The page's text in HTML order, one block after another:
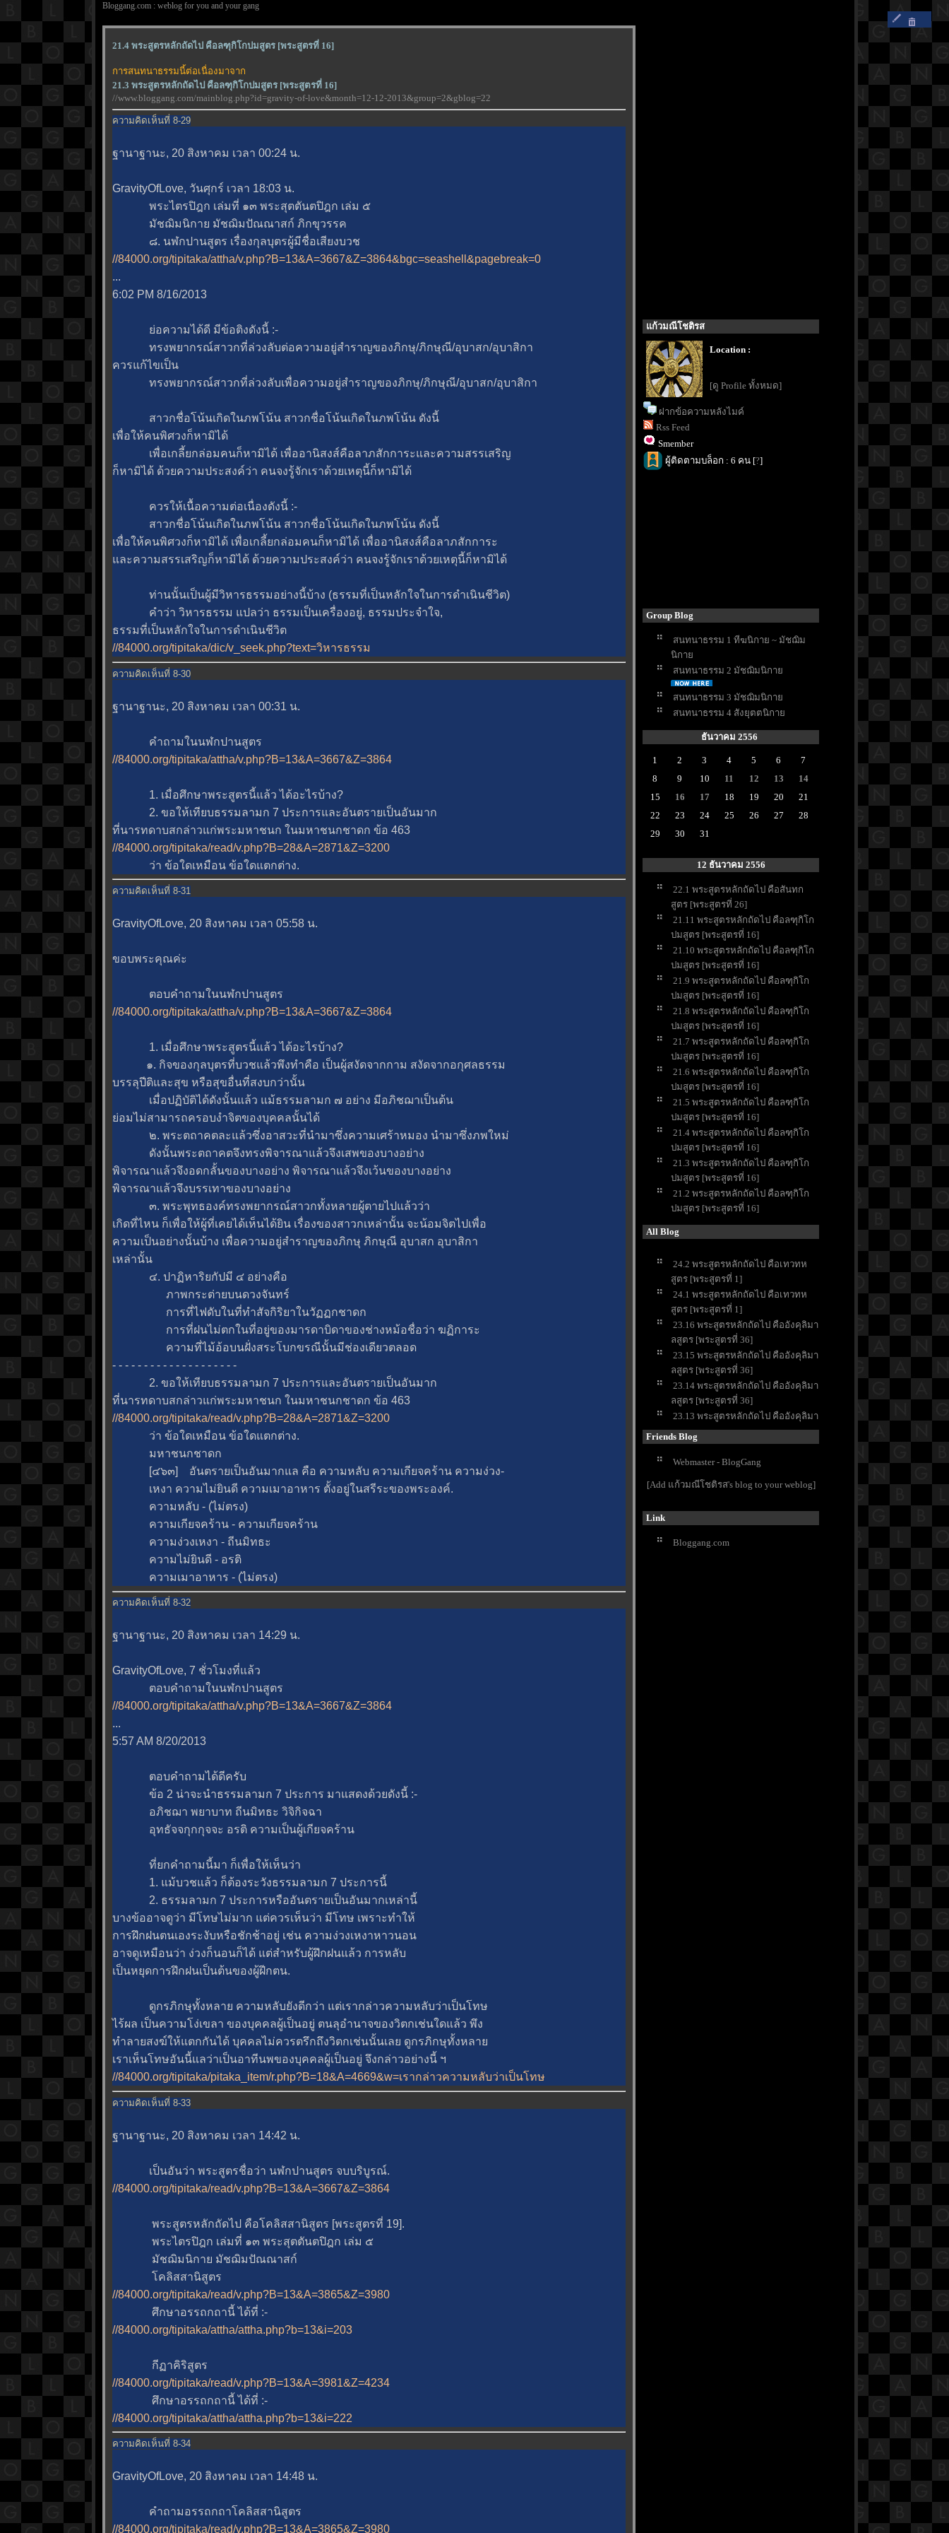
Bloggang.com : weblog for you and your gang
21.4 พระสูตรหลักถัดไป คือลฑุกิโกปมสูตร [พระสูตรที่ 16]
การสนทนาธรรมนี้ต่อเนื่องมาจาก
21.3 พระสูตรหลักถัดไป คือลฑุกิโกปมสูตร [พระสูตรที่ 16]
//www.bloggang.com/mainblog.php?id=gravity-of-love&month=12-12-2013&group=2&gblog=22
ความคิดเห็นที่ 8-29
ฐานาฐานะ, 20 สิงหาคม เวลา 00:24 น.
GravityOfLove, วันศุกร์ เวลา 18:03 น.
พระไตรปิฎก เล่มที่ ๑๓ พระสุตตันตปิฎก เล่ม ๕
มัชฌิมนิกาย มัชฌิมปัณณาสก์ ภิกขุวรรค
๘. นฬกปานสูตร เรื่องกุลบุตรผู้มีชื่อเสียงบวช
//84000.org/tipitaka/attha/v.php?B=13&A=3667&Z=3864&bgc=seashell&pagebreak=0
...
6:02 PM 8/16/2013
่อความได้ดี มีข้อติงดังนี้ :-
ทรงพยากรณ์สาวกที่ล่วงลับต่อความอยู่สำราญของภิกษุ/ภิกษุณี/อุบาสก/อุบาสิกา
ควรแก้ไขเป็น
ทรงพยากรณ์สาวกที่ล่วงลับเพื่อความอยู่สำราญของภิกษุ/ภิกษุณี/อุบาสก/อุบาสิกา
สาวกชื่อโน้นเกิดในภพโน้น สาวกชื่อโน้นเกิดในภพโน้น ดังนี้
เพื่อให้คนพิศวงก็หามิได้
เพื่อเกลี้ยกล่อมคนก็หามิได้ เพื่ออานิสงส์คือลาภสักการะและความสรรเสริญ
ก็หามิได้ ด้วยความประสงค์ว่า คนจงรู้จักเราด้วยเหตุนี้ก็หามิได้
ควรให้เนื้อความต่อเนื่องดังนี้ :-
สาวกชื่อโน้นเกิดในภพโน้น สาวกชื่อโน้นเกิดในภพโน้น ดังนี้
เพื่อให้คนพิศวงก็หามิได้ เพื่อเกลี้ยกล่อมคนก็หามิได้ เพื่ออานิสงส์คือลาภสักการะ
ละความสรรเสริญก็หามิได้ ด้วยความประสงค์ว่า คนจงรู้จักเราด้วยเหตุนี้ก็หามิได้
ท่านนั้นเป็นผู้มีวิหารธรรมอย่างนี้บ้าง (ธรรมที่เป็นหลักใจในการดำเนินชีวิต)
คำว่า วิหารธรรม แปลว่า ธรรมเป็นเครื่องอยู่, ธรรมประจำใจ,
ธรรมที่เป็นหลักใจในการดำเนินชีวิต
//84000.org/tipitaka/dic/v_seek.php?text=วิหารธรรม
ความคิดเห็นที่ 8-30
ฐานาฐานะ, 20 สิงหาคม เวลา 00:31 น.
คำถามในนฬกปานสูตร
//84000.org/tipitaka/attha/v.php?B=13&A=3667&Z=3864
1. เมื่อศึกษาพระสูตรนี้แล้ว ได้อะไรบ้าง?
2. ขอให้เทียบธรรมลามก 7 ประการและอันตรายเป็นอันมาก
ที่นารทดาบสกล่าวแก่พระมหาชนก ในมหาชนกชาดก ข้อ 463
//84000.org/tipitaka/read/v.php?B=28&A=2871&Z=3200
ว่า ข้อใดเหมือน ข้อใดแตกต่าง.
ความคิดเห็นที่ 8-31
GravityOfLove, 20 สิงหาคม เวลา 05:58 น.
ขอบพระคุณค่ะ
ตอบคำถามในนฬกปานสูตร
//84000.org/tipitaka/attha/v.php?B=13&A=3667&Z=3864
1. เมื่อศึกษาพระสูตรนี้แล้ว ได้อะไรบ้าง?
๑. กิจของกุลบุตรที่บวชแล้วพึงทำคือ เป็นผู้สงัดจากกาม สงัดจากอกุศลธรรม
บรรลุปีติและสุข หรือสุขอื่นที่สงบกว่านั้น
เมื่อปฏิบัติได้ดังนั้นแล้ว แม้ธรรมลามก ๗ อย่าง มีอภิชฌาเป็นต้น
่อมไม่สามารถครอบงำจิตของบุคคลนั้นได้
๒. พระตถาคตละแล้วซึ่งอาสวะที่นำมาซึ่งความเศร้าหมอง นำมาซึ่งภพใหม่
ดังนั้นพระตถาคตจึงทรงพิจารณาแล้วจึงเสพของบางอย่าง
พิจารณาแล้วจึงอดกลั้นของบางอย่าง พิจารณาแล้วจึงเว้นของบางอย่าง
พิจารณาแล้วจึงบรรเทาของบางอย่าง
๓. พระพุทธองค์ทรงพยากรณ์สาวกทั้งหลายผู้ตายไปแล้วว่า
เกิดที่ไหน ก็เพื่อให้ผู้ที่เคยได้เห็นได้ยิน เรื่องของสาวกเหล่านั้น จะน้อมจิตไปเพื่อ
ความเป็นอย่างนั้นบ้าง เพื่อความอยู่สําราญของภิกษุ ภิกษุณี อุบาสก อุบาสิกา
เหล่านั้น
๔. ปาฏิหาริยกัปมี ๔ อย่างคือ
ภาพกระต่ายบนดวงจันทร์
การที่ไฟดับในที่ทำสัจกิริยาในวัฏฏกชาดก
การที่ฝนไม่ตกในที่อยู่ของมารดาบิดาของช่างหม้อชื่อว่า ฆฏิการะ
ความที่ไม้อ้อบนฝั่งสระโบกขรณีนั้นมีช่องเดียวตลอด
- - - - - - - - - - - - - - - - - - - -
2. ขอให้เทียบธรรมลามก 7 ประการและอันตรายเป็นอันมาก
ที่นารทดาบสกล่าวแก่พระมหาชนก ในมหาชนกชาดก ข้อ 463
//84000.org/tipitaka/read/v.php?B=28&A=2871&Z=3200
ว่า ข้อใดเหมือน ข้อใดแตกต่าง.
มหาชนกชาดก
[๔๖๓] อันตรายเป็นอันมากแล คือ ความหลับ ความเกียจคร้าน ความง่วง-
เหงา ความไม่ยินดี ความเมาอาหาร ตั้งอยู่ในสรีระของพระองค์.
ความหลับ - (ไม่ตรง)
ความเกียจคร้าน - ความเกียจคร้าน
ความง่วงเหงา - ถีนมิทธะ
ความไม่ยินดี - อรติ
ความเมาอาหาร - (ไม่ตรง)
ความคิดเห็นที่ 8-32
ฐานาฐานะ, 20 สิงหาคม เวลา 14:29 น.
GravityOfLove, 7 ชั่วโมงที่แล้ว
ตอบคำถามในนฬกปานสูตร
//84000.org/tipitaka/attha/v.php?B=13&A=3667&Z=3864
...
5:57 AM 8/20/2013
ตอบคำถามได้ดีครับ
ข้อ 2 น่าจะนำธรรมลามก 7 ประการ มาแสดงด้วยดังนี้ :-
อภิชฌา พยาบาท ถีนมิทธะ วิจิกิจฉา
อุทธัจจกุกกุจจะ อรติ ความเป็นผู้เกียจคร้าน
ที่ยกคำถามนี้มา ก็เพื่อให้เห็นว่า
1. แม้บวชแล้ว ก็ต้องระวังธรรมลามก 7 ประการนี้
2. ธรรมลามก 7 ประการหรืออันตรายเป็นอันมากเหล่านี้
บางข้ออาจดูว่า มีโทษไม่มาก แต่ควรเห็นว่า มีโทษ เพราะทำให้
การฝึกฝนตนเองระงับหรือชักช้าอยู่ เช่น ความง่วงเหงาหาวนอน
อาจดูเหมือนว่า ง่วงก็นอนก็ได้ แต่สำหรับผู้ฝึกฝนแล้ว การหลับ
เป็นหยุดการฝึกฝนเป็นต้นของผู้ฝีกตน.
ดูกรภิกษุทั้งหลาย ความหลับยังดีกว่า แต่เรากล่าวความหลับว่าเป็นโทษ
ไร้ผล เป็นความโง่เขลา ของบุคคลผู้เป็นอยู่ ตนลุอำนาจของวิตกเช่นใดแล้ว พึง
ทำลายสงฆ์ให้แตกกันได้ บุคคลไม่ควรตรึกถึงวิตกเช่นนั้นเลย ดูกรภิกษุทั้งหลา
เราเห็นโทษอันนี้แลว่าเป็นอาทีนพของบุคคลผู้เป็นอยู่ จึงกล่าวอย่างนี้ ฯ
//84000.org/tipitaka/pitaka_item/r.php?B=18&A=4669&w=เรากล่าวความหลับว่าเป็นโทษ
ความคิดเห็นที่ 8-33
ฐานาฐานะ, 20 สิงหาคม เวลา 14:42 น.
เป็นอันว่า พระสูตรชื่อว่า นฬกปานสูตร จบบริบูรณ์.
//84000.org/tipitaka/read/v.php?B=13&A=3667&Z=3864
พระสูตรหลักถัดไป คือโคลิสสานิสูตร [พระสูตรที่ 19].
พระไตรปิฎก เล่มที่ ๑๓ พระสุตตันตปิฎก เล่ม ๕
มัชฌิมนิกาย มัชฌิมปัณณาสก์
คลิสสานิสูตร
//84000.org/tipitaka/read/v.php?B=13&A=3865&Z=3980
ศึกษาอรรถกถานี้ ได้ที่ :-
//84000.org/tipitaka/attha/attha.php?b=13&i=203
กีฏาคิริสูตร
//84000.org/tipitaka/read/v.php?B=13&A=3981&Z=4234
ศึกษาอรรถกถานี้ ได้ที่ :-
//84000.org/tipitaka/attha/attha.php?b=13&i=222
ความคิดเห็นที่ 8-34
GravityOfLove, 20 สิงหาคม เวลา 14:48 น.
คำถามอรรถกถาโคลิสสานิสูตร
//84000.org/tipitaka/read/v.php?B=13&A=3865&Z=3980
ก้วมณีโชติรส
Location :
[ดู Profile ทั้งหมด]
ฝากข้อความหลังไมค์
Rss Feed
Smember
ผู้ติดตามบล็อก : 6 คน [?]
Group Blog
สนทนาธรรม 1 ทีฆนิกาย ~ มัชฌิม
นิกา
สนทนาธรรม 2 มัชฌิมนิกา
สนทนาธรรม 3 มัชฌิมนิกา
สนทนาธรรม 4 สังยุตตนิกา
ธันวาคม 2556
1 2 3 4 5 6
7
8
9 10 11 12 13
14
15
16 17 18 19 20
21
22
23 24 25 26 27
28
29
30 31
12 ธันวาคม 2556
22.1 พระสูตรหลักถัดไป คือสันทก
สูตร [พระสูตรที่ 26]
21.11 พระสูตรหลักถัดไป คือลฑุกิโก
ปมสูตร [พระสูตรที่ 16]
21.10 พระสูตรหลักถัดไป คือลฑุกิโก
ปมสูตร [พระสูตรที่ 16]
21.9 พระสูตรหลักถัดไป คือลฑุกิโก
ปมสูตร [พระสูตรที่ 16]
21.8 พระสูตรหลักถัดไป คือลฑุกิโก
ปมสูตร [พระสูตรที่ 16]
21.7 พระสูตรหลักถัดไป คือลฑุกิโก
ปมสูตร [พระสูตรที่ 16]
21.6 พระสูตรหลักถัดไป คือลฑุกิโก
ปมสูตร [พระสูตรที่ 16]
21.5 พระสูตรหลักถัดไป คือลฑุกิโก
ปมสูตร [พระสูตรที่ 16]
21.4 พระสูตรหลักถัดไป คือลฑุกิโก
ปมสูตร [พระสูตรที่ 16]
21.3 พระสูตรหลักถัดไป คือลฑุกิโก
ปมสูตร [พระสูตรที่ 16]
21.2 พระสูตรหลักถัดไป คือลฑุกิโก
ปมสูตร [พระสูตรที่ 16]
All Blog
24.2 พระสูตรหลักถัดไป คือเทวทห
สูตร [พระสูตรที่ 1]
24.1 พระสูตรหลักถัดไป คือเทวทห
สูตร [พระสูตรที่ 1]
23.16 พระสูตรหลักถัดไป คืออังคุลิมา
ลสูตร [พระสูตรที่ 36]
23.15 พระสูตรหลักถัดไป คืออังคุลิมา
ลสูตร [พระสูตรที่ 36]
23.14 พระสูตรหลักถัดไป คืออังคุลิมา
ลสูตร [พระสูตรที่ 36]
23.13 พระสูตรหลักถัดไป คืออังคุลิมา
ลสูตร [พระสูตรที่ 36]
23.12 พระสูตรหลักถัดไป คืออังคุลิมา
ลสูตร [พระสูตรที่ 36]
ลสูตร [พระสูตรที่ 36]
23.9 พระสูตรหลักถัดไป คืออังคุลิมาล
Friends Blog
Webmaster - BlogGang
[Add แก้วมณีโชติรส's blog to your weblog]
Link
Bloggang.com